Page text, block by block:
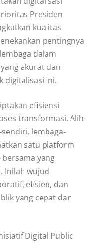
Presiden
kualitas
pentingnya
dalam
akurat dan
digitalisasi ini.
efisiensi
transformasi. Alih-
lembaga-
satu platform
yang
Inilah wujud
efisien, dan
yang cepat dan
Digital Public